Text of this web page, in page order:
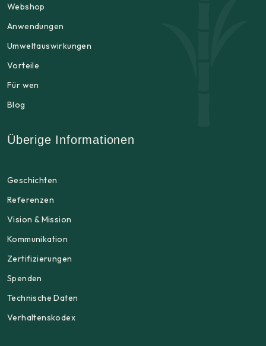
Webshop
Anwendungen
Umweltauswirkungen
Vorteile
Für wen
Blog
Überige Informationen
Geschichten
Referenzen
Vision & Mission
Kommunikation
Zertifizierungen
Spenden
Technische Daten
Verhaltenskodex